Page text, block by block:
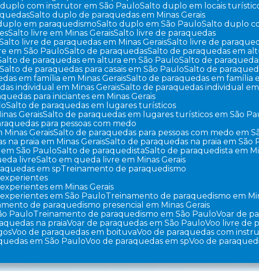
duplo com instrutor em São Paulo Salto duplo em locais
Salto duplo de paraquedas em Minas Gerais
duplo em paraquedismo Salto duplo em São Paulo Salto duplo
Salto livre em Minas Gerais Salto livre de paraquedas
Salto livre de paraquedas em Minas Gerais Salto livre de
em São Paulo Salto de paraquedas Salto de paraquedas em
Salto de paraquedas em altura em São Paulo Salto de
Salto de paraquedas para casais em São Paulo Salto de
em família em Minas Gerais Salto de paraquedas em família
individual em Minas Gerais Salto de paraquedas individual
para iniciantes em Minas Gerais
Salto de paraquedas em lugares turísticos
Gerais Salto de paraquedas em lugares turísticos em São
para pessoas com medo
Minas Gerais Salto de paraquedas para pessoas com medo em
na praia em Minas Gerais Salto de paraquedas na praia em São
em São Paulo Salto de paraquedista Salto de paraquedista em
livre Salto em queda livre em Minas Gerais
em sp
Treinamento de paraquedismo
em Minas Gerais
em São Paulo
Treinamento de paraquedismo em
de paraquedismo presencial em Minas Gerais
Paulo
Treinamento de paraquedismo em São Paulo Voar de
na praia Voar de paraquedas em São Paulo Voo livre de
Voo de paraquedas em boituva Voo de paraquedas com
em São Paulo Voo de paraquedas em sp Voo de